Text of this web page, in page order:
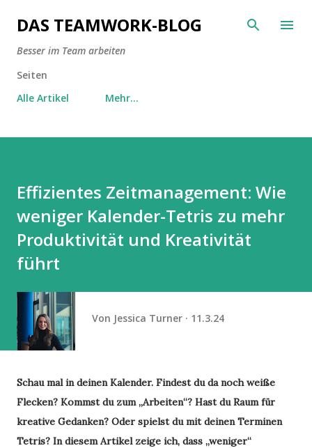
Direkt zum Hauptbereich
DAS TEAMWORK-BLOG
Besser im Team arbeiten
Seiten
Alle Artikel
Mehr…
Effizientes Zeitmanagement: Wie
weniger Kalender-Tetris zu mehr
Produktivität und Kreativität
führt
Von Jessica Turner 11.3.24
Schau mal in deinen Kalender. Findest du da noch weiße
Flecken? Kommst du zum „Arbeiten“? Hast du Raum für
kreative Gedanken? Oder spielst du mit deinen Terminen
Tetris? In diesem Artikel zeige ich, dass „weniger“